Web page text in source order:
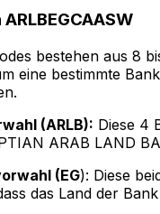
bestehen aus 8
eine bestimmte
(ARLB): Diese 4
ARAB LAND
(EG): Diese
das Land der